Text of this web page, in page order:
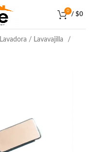
0
/ $0
Lavadora / Lavavajilla